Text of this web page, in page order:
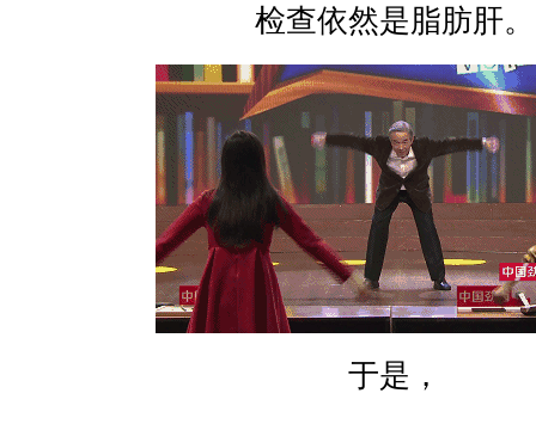
检查依然是脂肪肝。
于是，